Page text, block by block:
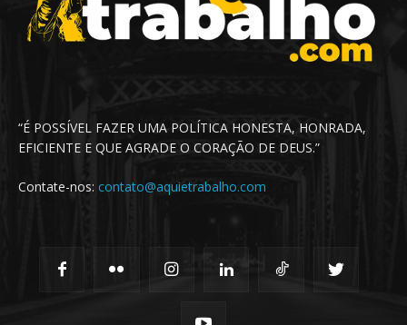
“É POSSÍVEL FAZER UMA POLÍTICA HONESTA, HONRADA,
EFICIENTE E QUE AGRADE O CORAÇÃO DE DEUS.”
Contate-nos: contato@aquietrabalho.com